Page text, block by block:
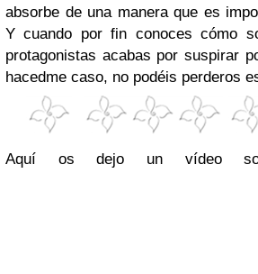
absorbe de una manera que es
Y cuando por fin conoces cómo
protagonistas acabas por suspirar
hacedme caso, no podéis perderos
Aquí os dejo un vídeo